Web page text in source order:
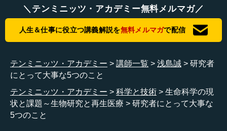
手足を切ってしまったときに、それをまた元に再生したり
する能力もあります。
それからイモリは、都会ではなかなか住むことができ
最大の敵はヒトなのです。そのイモリがいるのは自然が本
当に豊かなところなので、一種の環境指標にもなっていま
す。
また、イモリは進化の過程において、脊椎動物が水中か
＼テンミニッツ・アカデミー無料メルマガ／
人生＆仕事に役立つ講義解説を無料メルマガで配信
テンミニッツ・アカデミー 講師一覧 浅島誠
研究者
にとって大事な5つのこと
テンミニッツ・アカデミー
科学と技術
生命科学の現
状と課題～生物研究と再生医療
研究者にとって大事な
5つのこと